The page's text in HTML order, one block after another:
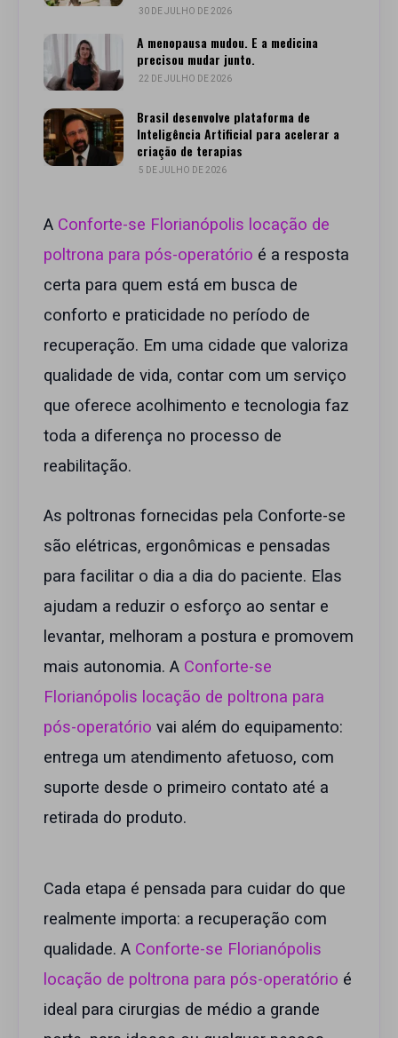
30 DE JULHO DE 2026
A menopausa mudou. E a medicina
precisou mudar junto.
22 DE JULHO DE 2026
Brasil desenvolve plataforma de
Inteligência Artificial para acelerar a
criação de terapias
5 DE JULHO DE 2026
A Conforte-se Florianópolis locação de
poltrona para pós-operatório é a resposta
certa para quem está em busca de
conforto e praticidade no período de
recuperação. Em uma cidade que valoriza
qualidade de vida, contar com um serviço
que oferece acolhimento e tecnologia faz
toda a diferença no processo de
reabilitação.
As poltronas fornecidas pela Conforte-se
são elétricas, ergonômicas e pensadas
para facilitar o dia a dia do paciente. Elas
ajudam a reduzir o esforço ao sentar e
levantar, melhoram a postura e promovem
mais autonomia. A Conforte-se
Florianópolis locação de poltrona para
pós-operatório vai além do equipamento:
entrega um atendimento afetuoso, com
suporte desde o primeiro contato até a
retirada do produto.
Cada etapa é pensada para cuidar do que
realmente importa: a recuperação com
qualidade. A Conforte-se Florianópolis
locação de poltrona para pós-operatório é
ideal para cirurgias de médio a grande